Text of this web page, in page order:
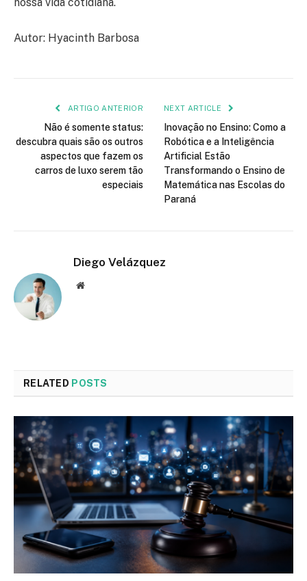
Autor: Hyacinth Barbosa
ARTIGO ANTERIOR
Não é somente status:
descubra quais são os outros
aspectos que fazem os
carros de luxo serem tão
especiais
NEXT ARTICLE
Inovação no Ensino: Como a
Robótica e a Inteligência
Artificial Estão
Transformando o Ensino de
Matemática nas Escolas do
Paraná
Diego Velázquez
Website
RELATED POSTS